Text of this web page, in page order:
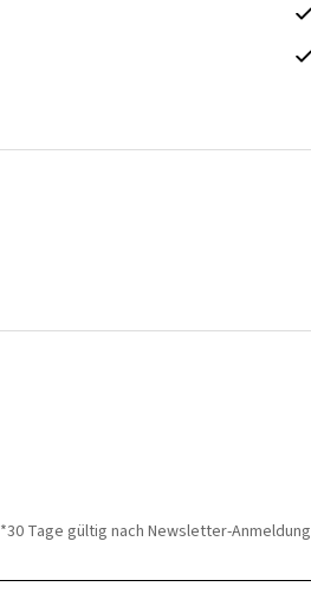
*30 Tage gültig nach Newsletter-